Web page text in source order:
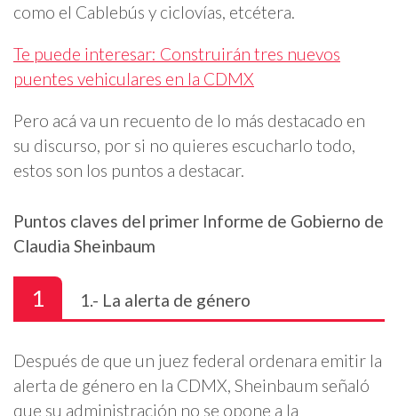
como el Cablebús y ciclovías, etcétera.
Te puede interesar: Construirán tres nuevos
puentes vehiculares en la CDMX
Pero acá va un recuento de lo más destacado en
su discurso, por si no quieres escucharlo todo,
estos son los puntos a destacar.
Puntos claves del primer Informe de Gobierno de
Claudia Sheinbaum
1 1.- La alerta de género
Después de que un juez federal ordenara emitir la
alerta de género en la CDMX, Sheinbaum señaló
que su administración no se opone a la